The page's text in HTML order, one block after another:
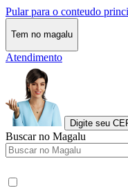
Pular para o conteudo
Tem no magalu
Atendimento
Digite seu
Buscar no Magalu